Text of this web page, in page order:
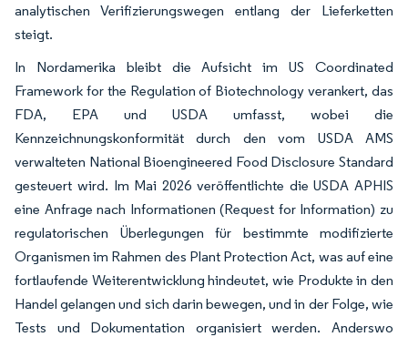
analytischen Verifizierungswegen entlang der Lieferketten
steigt.
In Nordamerika bleibt die Aufsicht im US Coordinated
Framework for the Regulation of Biotechnology verankert, das
FDA, EPA und USDA umfasst, wobei die
Kennzeichnungskonformität durch den vom USDA AMS
verwalteten National Bioengineered Food Disclosure Standard
gesteuert wird. Im Mai 2026 veröffentlichte die USDA APHIS
eine Anfrage nach Informationen (Request for Information) zu
regulatorischen Überlegungen für bestimmte modifizierte
Organismen im Rahmen des Plant Protection Act, was auf eine
fortlaufende Weiterentwicklung hindeutet, wie Produkte in den
Handel gelangen und sich darin bewegen, und in der Folge, wie
Tests und Dokumentation organisiert werden. Anderswo